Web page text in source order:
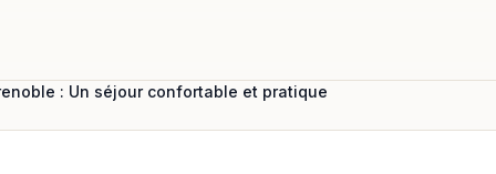
: Un séjour confortable et pratique